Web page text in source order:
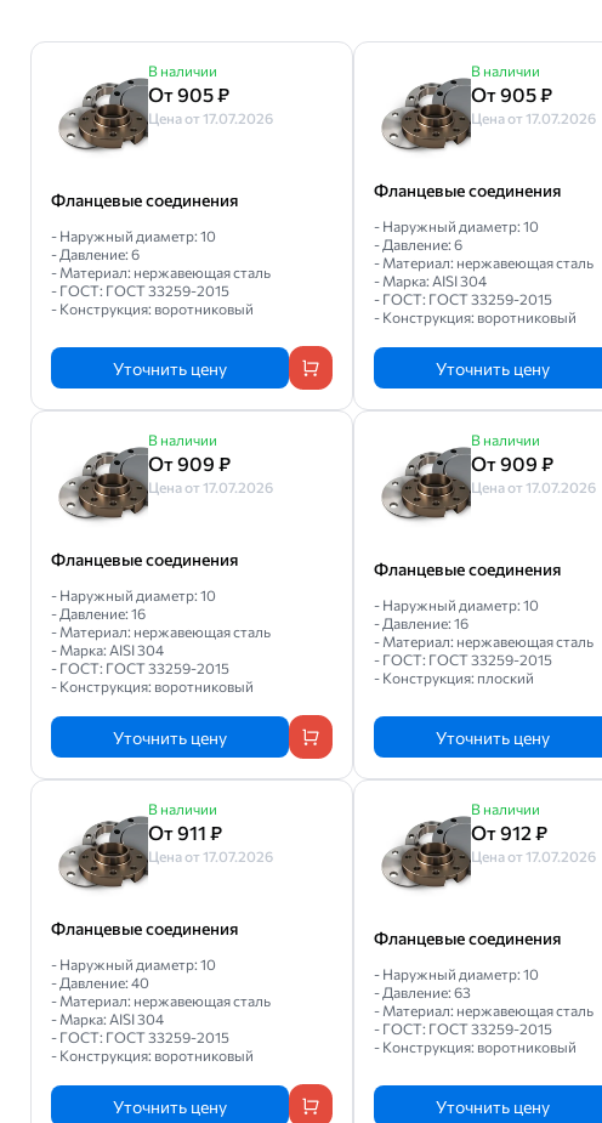
В наличии
От 905 ₽
Цена от 17.07.2026
Фланцевые соединения
- Наружный диаметр: 10
- Давление: 6
- Материал: нержавеющая сталь
- ГОСТ: ГОСТ 33259-2015
- Конструкция: воротниковый
Уточнить цену
В наличии
От 905 ₽
Цена от 17.07.2026
Фланцевые соединения
- Наружный диаметр: 10
- Давление: 6
- Материал: нержавеющая сталь
- Марка: AISI 304
- ГОСТ: ГОСТ 33259-2015
- Конструкция: воротниковый
Уточнить цену
В наличии
От 909 ₽
Цена от 17.07.2026
Фланцевые соединения
- Наружный диаметр: 10
- Давление: 16
- Материал: нержавеющая сталь
- Марка: AISI 304
- ГОСТ: ГОСТ 33259-2015
- Конструкция: воротниковый
Уточнить цену
В наличии
От 909 ₽
Цена от 17.07.2026
Фланцевые соединения
- Наружный диаметр: 10
- Давление: 16
- Материал: нержавеющая сталь
- ГОСТ: ГОСТ 33259-2015
- Конструкция: плоский
Уточнить цену
В наличии
От 911 ₽
Цена от 17.07.2026
Фланцевые соединения
- Наружный диаметр: 10
- Давление: 40
- Материал: нержавеющая сталь
- Марка: AISI 304
- ГОСТ: ГОСТ 33259-2015
- Конструкция: воротниковый
Уточнить цену
В наличии
От 912 ₽
Цена от 17.07.2026
Фланцевые соединения
- Наружный диаметр: 10
- Давление: 63
- Материал: нержавеющая сталь
- ГОСТ: ГОСТ 33259-2015
- Конструкция: воротниковый
Уточнить цену